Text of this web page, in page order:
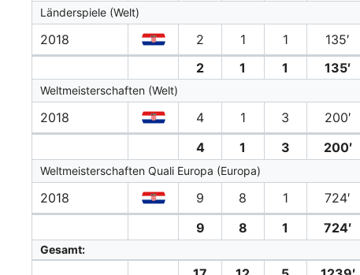
Länderspiele (Welt)
2018 2 1 1
135′
2
1 1 135′
Weltmeisterschaften (Welt)
2018 4 1 3 200′
4 1 3 200′
Weltmeisterschaften Quali Europa (Europa)
2018 9 8 1 724′
9 8 1 724′
Gesamt: